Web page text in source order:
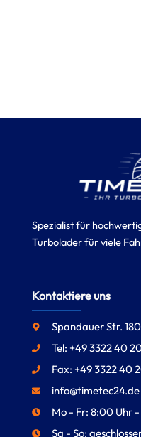
Spezialist für
Turbolader für viele
Kontaktiere uns
Spandauer Str.
Tel: +49 3322 40
Fax: +49 3322 40
info@timetec24.de
Mo - Fr: 8:00 Uhr
Sa - So: